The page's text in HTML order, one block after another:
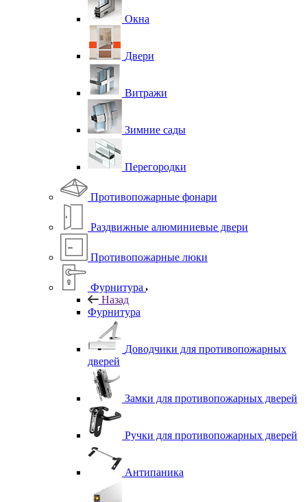
Окна
Двери
Витражи
Зимние сады
Перегородки
Противопожарные фонари
Раздвижные алюминиевые двери
Противопожарные люки
Фурнитура
Назад
Фурнитура
Доводчики для противопожарных
дверей
Замки для противопожарных дверей
Ручки для противопожарных дверей
Антипаника